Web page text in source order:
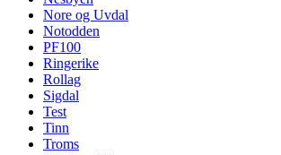
Nore og Uvdal
Notodden
PF100
Ringerike
Rollag
Sigdal
Test
Tinn
Troms